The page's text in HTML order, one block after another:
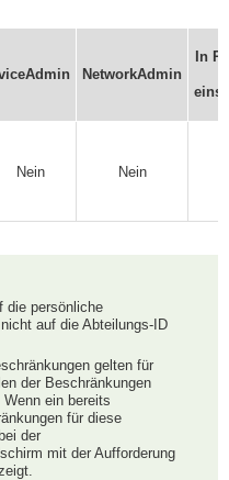
NetworkAdmin
In
Nein Nein
die persönliche
auf die Abteilungs-ID
gelten für
der Beschränkungen
ein bereits
für diese
der
mit der Aufforderung